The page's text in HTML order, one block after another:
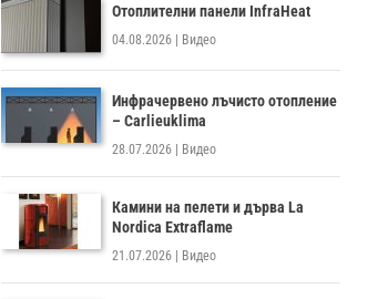
Отоплителни панели InfraHeat
04.08.2026 | Видео
Инфрачервено лъчисто отопление
– Carlieuklima
28.07.2026 | Видео
Камини на пелети и дърва La
Nordica Extraflame
21.07.2026 | Видео